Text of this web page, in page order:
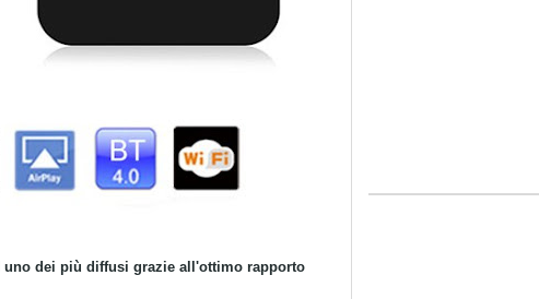
uno dei più diffusi grazie all'ottimo rapporto